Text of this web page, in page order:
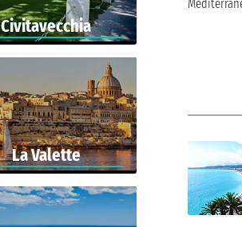
Civitavecchia
La Valette